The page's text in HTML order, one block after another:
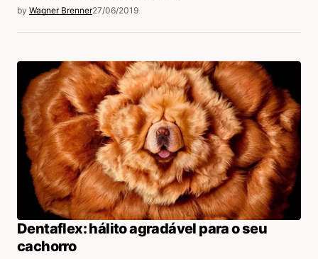
by Wagner Brenner27/06/2019
Dentaflex: hálito agradável para o seu
cachorro